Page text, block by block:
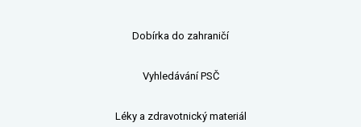
Dobírka do zahraničí
Vyhledávání PSČ
Léky a zdravotnický materiál